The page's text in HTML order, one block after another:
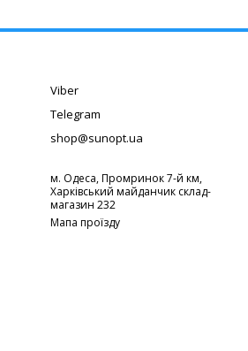
Viber
Telegram
shop@sunopt.ua
м. Одеса, Промринок 7-й км,
Харківський майданчик склад-
магазин 232
Мапа проїзду